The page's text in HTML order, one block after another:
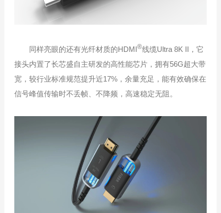
同样亮眼的还有光纤材质的HDMI®线缆Ultra 8K II，它
接头内置了长芯盛自主研发的高性能芯片，拥有56G超大带
宽，较行业标准规范提升近17%，余量充足，能有效确保在
信号峰值传输时不丢帧、不降频，高速稳定无阻。